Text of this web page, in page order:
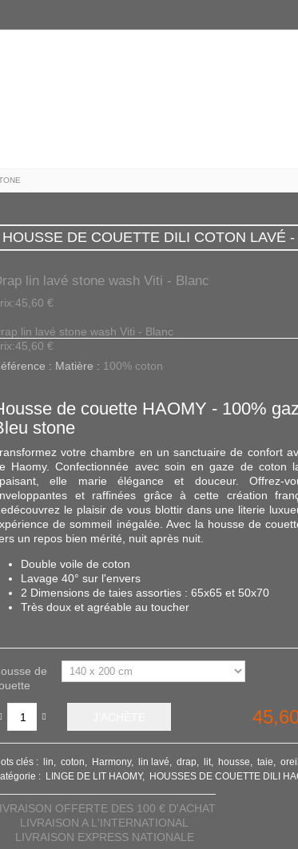
HOUSSE DE COUETTE DILI COTON LAVÉ
lin lavé stone wash Viti - Blanc
€
lin lavé stone wash Viti - Blanc
€
: Matière : 100% coton
de couette HAOMY - 100%
stone
votre chambre en un sanctuaire de confort
Haomy. Confectionnée avec soin en gaze de coton
elle marie élégance et douceur. Offrez-
et raffinées grâce à cette création
le plaisir de vous blottir dans une literie
de sommeil inégalée. Avec la housse de
un repos bien mérité, nuit après nuit.
Double voile de coton
Lavage 40° sur l'envers
2 Dimensions de taies assorties : 65x65 et 50x70
Très doux et agréable au toucher
de
clés : lin coton Harmony lin lavé drap lit housse taie
: LINGE DE LIT HAOMY HOUSSES DE COUETTE DILI
OFFERTE DES 100 € D'ACHAT
LIVRAISON A L'INTERNATIONAL
LIVRAISON EXPRESS NATIONALE